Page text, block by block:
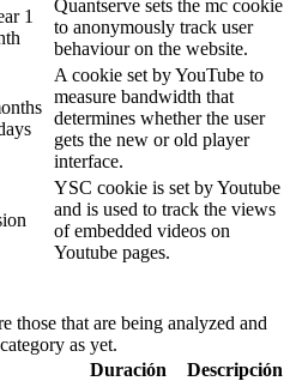
1
Quantserve sets the mc cookie
to anonymously track user
behaviour on the website.
A cookie set by YouTube to
measure bandwidth that
determines whether the user
gets the new or old player
interface.
YSC cookie is set by Youtube
and is used to track the views
of embedded videos on
Youtube pages.
those that are being analyzed and
as yet.
Duración
Descripción